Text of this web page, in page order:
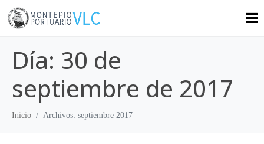
Día: 30 de
septiembre de 2017
Inicio Archivos: septiembre 2017